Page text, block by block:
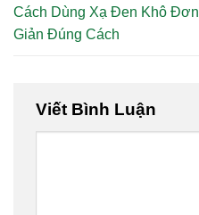
Cách Dùng Xạ Đen Khô Đơn
Giản Đúng Cách
Viết Bình Luận